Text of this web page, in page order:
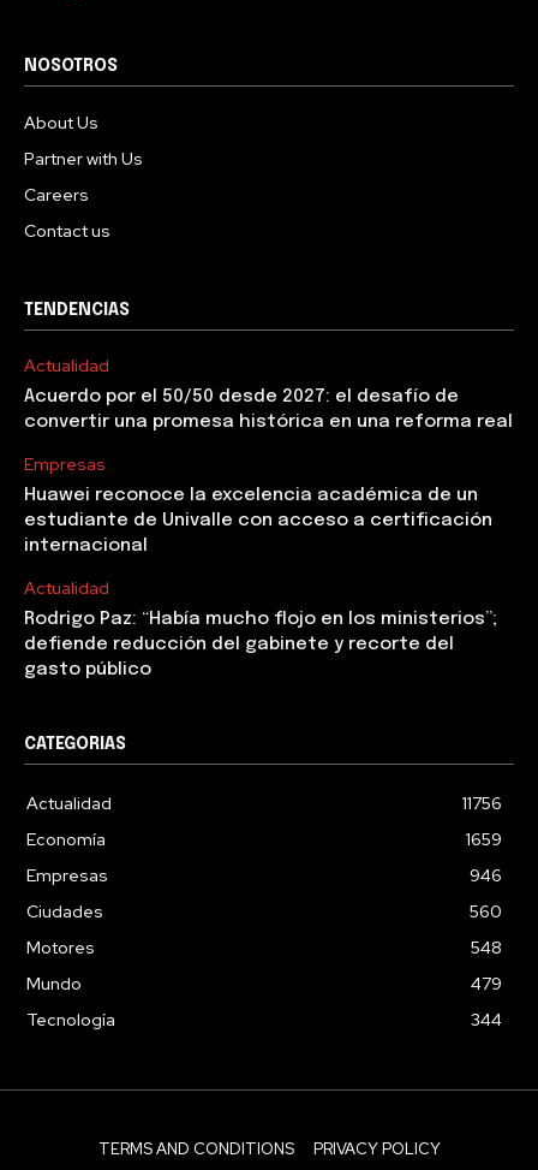
NOSOTROS
About Us
Partner with Us
Careers
Contact us
TENDENCIAS
Actualidad
Acuerdo por el 50/50 desde 2027: el desafío de
convertir una promesa histórica en una reforma real
Empresas
Huawei reconoce la excelencia académica de un
estudiante de Univalle con acceso a certificación
internacional
Actualidad
Rodrigo Paz: “Había mucho flojo en los ministerios”;
defiende reducción del gabinete y recorte del
gasto público
CATEGORIAS
Actualidad
11756
Economía
1659
Empresas
946
Ciudades
560
Motores
548
Mundo
479
Tecnología
344
TERMS AND CONDITIONS PRIVACY POLICY